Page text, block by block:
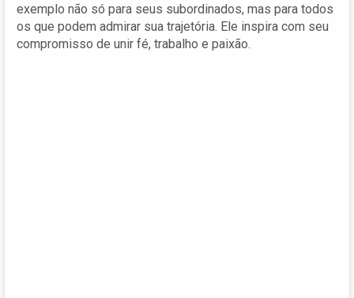
exemplo não só para seus subordinados, mas para todos
os que podem admirar sua trajetória. Ele inspira com seu
compromisso de unir fé, trabalho e paixão.